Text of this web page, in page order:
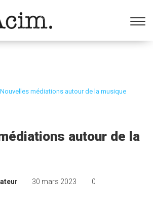
d’outils
Nouvelles médiations autour de la musique
autour de la
30 mars 2023 0